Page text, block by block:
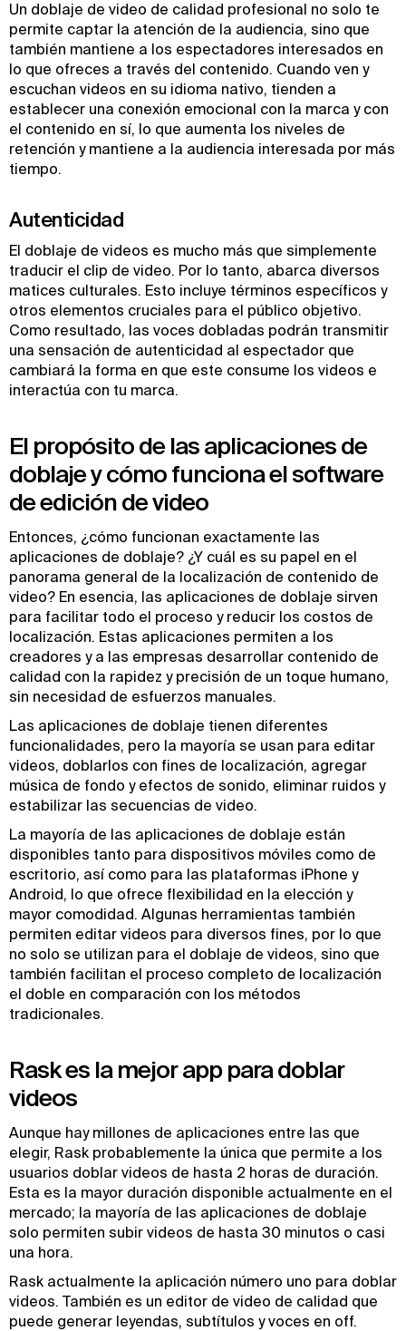
Un doblaje de video de calidad profesional no solo te
permite captar la atención de la audiencia, sino que
también mantiene a los espectadores interesados en
lo que ofreces a través del contenido. Cuando ven y
escuchan videos en su idioma nativo, tienden a
establecer una conexión emocional con la marca y con
el contenido en sí, lo que aumenta los niveles de
retención y mantiene a la audiencia interesada por más
tiempo.
Autenticidad
El doblaje de videos es mucho más que simplemente
traducir el clip de video. Por lo tanto, abarca diversos
matices culturales. Esto incluye términos específicos y
otros elementos cruciales para el público objetivo.
Como resultado, las voces dobladas podrán transmitir
una sensación de autenticidad al espectador que
cambiará la forma en que este consume los videos e
interactúa con tu marca.
El propósito de las aplicaciones de
doblaje y cómo funciona el software
de edición de video
Entonces, ¿cómo funcionan exactamente las
aplicaciones de doblaje? ¿Y cuál es su papel en el
panorama general de la localización de contenido de
video? En esencia, las aplicaciones de doblaje sirven
para facilitar todo el proceso y reducir los costos de
localización. Estas aplicaciones permiten a los
creadores y a las empresas desarrollar contenido de
calidad con la rapidez y precisión de un toque humano,
sin necesidad de esfuerzos manuales.
Las aplicaciones de doblaje tienen diferentes
funcionalidades, pero la mayoría se usan para editar
videos, doblarlos con fines de localización, agregar
música de fondo y efectos de sonido, eliminar ruidos y
estabilizar las secuencias de video.
La mayoría de las aplicaciones de doblaje están
disponibles tanto para dispositivos móviles como de
escritorio, así como para las plataformas iPhone y
Android, lo que ofrece flexibilidad en la elección y
mayor comodidad. Algunas herramientas también
permiten editar videos para diversos fines, por lo que
no solo se utilizan para el doblaje de videos, sino que
también facilitan el proceso completo de localización
el doble en comparación con los métodos
tradicionales.
Rask es la mejor app para doblar
videos
Aunque hay millones de aplicaciones entre las que
elegir, Rask probablemente la única que permite a los
usuarios doblar videos de hasta 2 horas de duración.
Esta es la mayor duración disponible actualmente en el
mercado; la mayoría de las aplicaciones de doblaje
solo permiten subir videos de hasta 30 minutos o casi
una hora.
Rask actualmente la aplicación número uno para doblar
videos. También es un editor de video de calidad que
puede generar leyendas, subtítulos y voces en off.